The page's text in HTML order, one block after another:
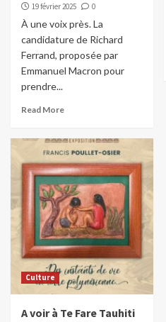
19 février 2025 0
À une voix près. La
candidature de Richard
Ferrand, proposée par
Emmanuel Macron pour
prendre...
Read More
Culture
A voir à Te Fare Tauhiti